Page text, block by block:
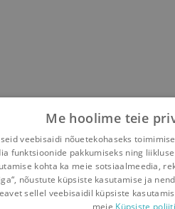
Me hoolime teie
veebisaidi nõuetekohaseks
funktsioonide pakkumiseks ning
kohta ka meie sotsiaalmeedia,
nõustute küpsiste kasutamise ja
sellel veebisaidil küpsiste
meie Küpsiste